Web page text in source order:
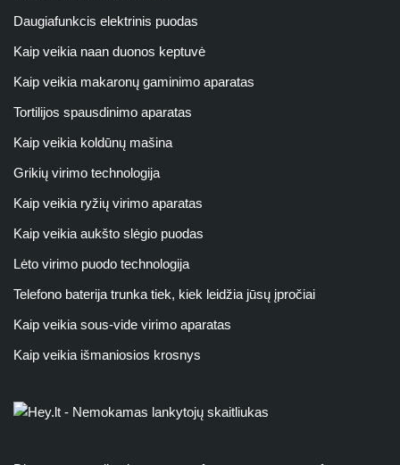
Daugiafunkcis elektrinis puodas
Kaip veikia naan duonos keptuvė
Kaip veikia makaronų gaminimo aparatas
Tortilijos spausdinimo aparatas
Kaip veikia koldūnų mašina
Grikių virimo technologija
Kaip veikia ryžių virimo aparatas
Kaip veikia aukšto slėgio puodas
Lėto virimo puodo technologija
Telefono baterija trunka tiek, kiek leidžia jūsų įpročiai
Kaip veikia sous-vide virimo aparatas
Kaip veikia išmaniosios krosnys